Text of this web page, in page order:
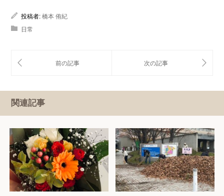
投稿者: 橋本 侑紀
日常
関連記事